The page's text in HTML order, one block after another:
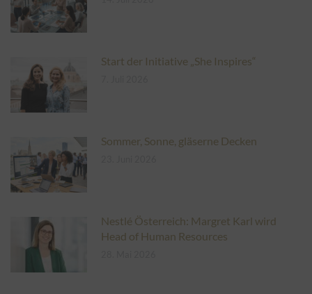
Start der Initiative „She Inspires“
Sommer, Sonne, gläserne Decken
Nestlé Österreich: Margret Karl wird
Head of Human Resources